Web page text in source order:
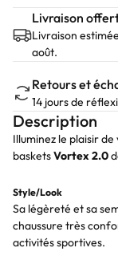
Livraison
Livraison
août.
Retours et
14 jours de
Description
Illuminez le plaisir
basketsVortex 2.0
Style/Look
Sa légèreté et sa
chaussure très
activités sportives.